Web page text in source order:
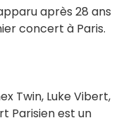
après 28 ans
concert à Paris.
Twin, Luke Vibert,
Parisien est un